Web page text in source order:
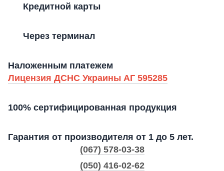
Кредитной карты
Через терминал
Наложенным платежем
Лицензия ДСНС Украины АГ 595285
100% сертифицированная продукция
Гарантия от производителя от 1 до 5 лет.
(067) 578-03-38
(050) 416-02-62